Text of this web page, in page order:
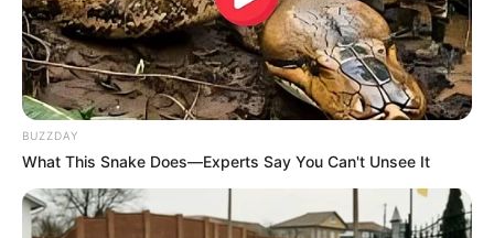
BUZZDAY
What This Snake Does—Experts Say You Can't Unsee It